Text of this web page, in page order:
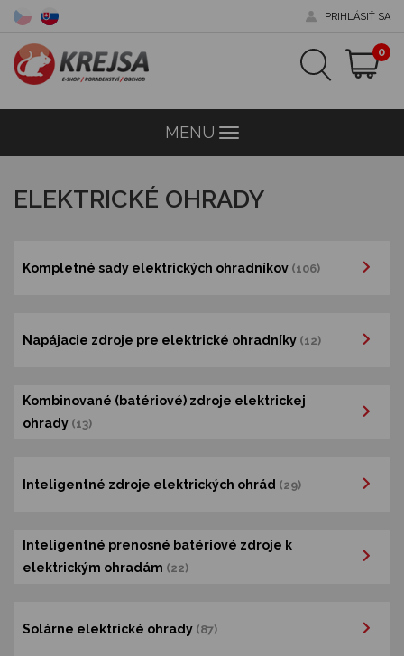
PRIHLÁSIŤ SA
0
MENU Menu
ELEKTRICKÉ OHRADY
Kompletné sady elektrických ohradníkov (106)
Napájacie zdroje pre elektrické ohradníky (12)
Kombinované (batériové) zdroje elektrickej
ohrady (13)
Inteligentné zdroje elektrických ohrád (29)
Inteligentné prenosné batériové zdroje k
elektrickým ohradám (22)
Solárne elektrické ohrady (87)